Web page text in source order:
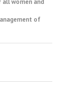
all women and
of